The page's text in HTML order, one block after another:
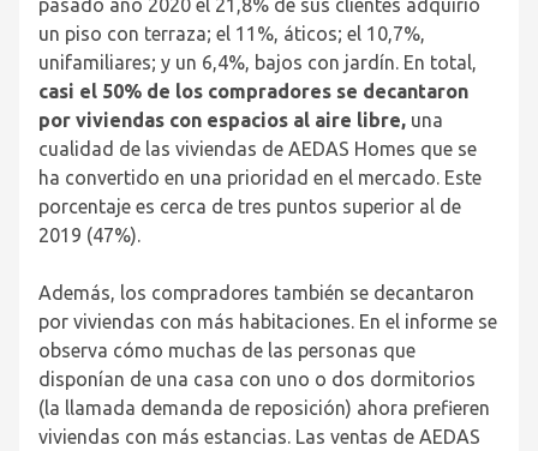
pasado año 2020 el 21,8% de sus clientes adquirió
un piso con terraza; el 11%, áticos; el 10,7%,
unifamiliares; y un 6,4%, bajos con jardín. En total,
casi el 50% de los compradores se decantaron
por viviendas con espacios al aire libre, una
cualidad de las viviendas de AEDAS Homes que se
ha convertido en una prioridad en el mercado. Este
porcentaje es cerca de tres puntos superior al de
2019 (47%).
Además, los compradores también se decantaron
por viviendas con más habitaciones. En el informe se
observa cómo muchas de las personas que
disponían de una casa con uno o dos dormitorios
(la llamada demanda de reposición) ahora prefieren
viviendas con más estancias. Las ventas de AEDAS